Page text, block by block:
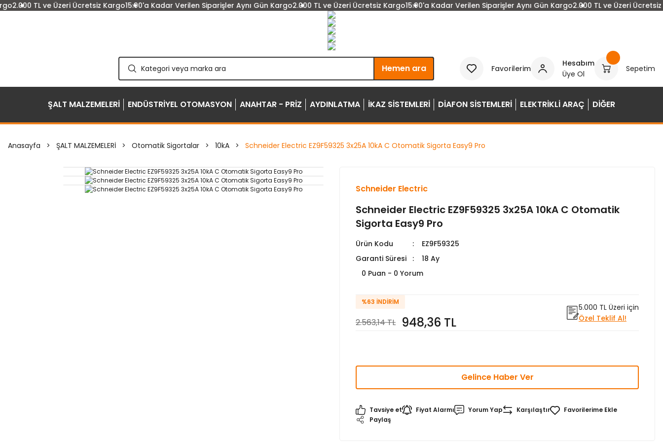
2.000 TL ve Üzeri Ücretsiz Kargo15:00'a Kadar Verilen Siparişler Aynı Gün Kargo2.000 TL ve Üzeri Ücretsiz Kargo15:00'a Kadar Verilen Siparişler Aynı Gün Kargo2.000 TL ve Üzeri Ücretsiz
Hemen ara Favorilerim
Hesabım
Üye Ol
Sepetim
ŞALT MALZEMELERİ ENDÜSTRİYEL OTOMASYON ANAHTAR - PRİZ AYDINLATMA İKAZ SİSTEMLERİ DİAFON SİSTEMLERİ ELEKTRİKLİ ARAÇ DİĞER
Anasayfa ŞALT MALZEMELERİ Otomatik Sigortalar 10kA Schneider Electric EZ9F59325 3x25A 10kA C Otomatik Sigorta Easy9 Pro
Schneider Electric
Schneider Electric EZ9F59325 3x25A 10kA C Otomatik
Sigorta Easy9 Pro
Ürün Kodu
EZ9F59325
Garanti Süresi
18 Ay
0 Puan - 0 Yorum
%63 İNDIRIM
2.563,14 TL 948,36 TL
5.000 TL Üzeri için
Özel Teklif Al!
Gelince Haber Ver
Tavsiye et Fiyat Alarmı Yorum Yap
Karşılaştır
Paylaş